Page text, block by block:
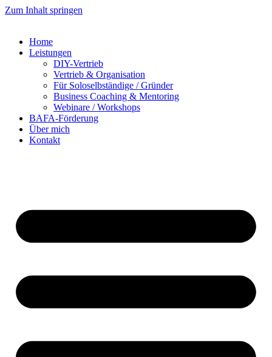
Zum Inhalt springen
Home
Leistungen
DIY-Vertrieb
Vertrieb & Organisation
Für Soloselbständige / Gründer
Business Coaching & Mentoring
Webinare / Workshops
BAFA-Förderung
Über mich
Kontakt